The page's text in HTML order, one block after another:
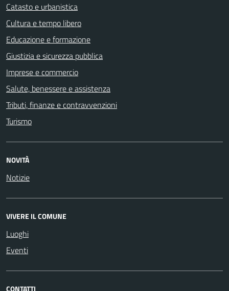
Catasto e urbanistica
Cultura e tempo libero
Educazione e formazione
Giustizia e sicurezza pubblica
Imprese e commercio
Salute, benessere e assistenza
Tributi, finanze e contravvenzioni
Turismo
NOVITÀ
Notizie
VIVERE IL COMUNE
Luoghi
Eventi
CONTATTI